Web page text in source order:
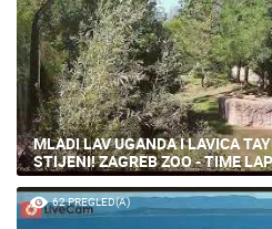
MLADI LAV UGANDA I LAVICA
STIJENI! ZAGREB ZOO - TIME
62 PREGLED(A)